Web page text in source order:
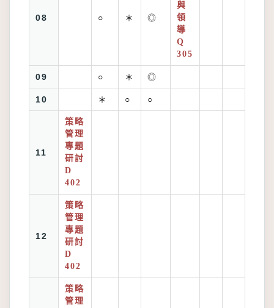
08 ○ ＊ ◎
與
領
導
Q
305
09 ○ ＊ ◎
10 ＊ ○ ○
11
策略
管理
專題
研討
D
402
12
策略
管理
專題
研討
D
402
策略
管理